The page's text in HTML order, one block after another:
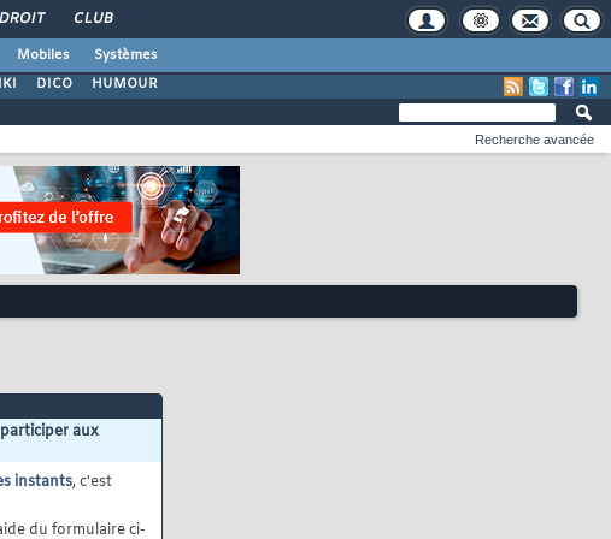
DROIT CLUB
Mobiles
Systèmes
DICO HUMOUR
Recherche avancée
aux
instants, c'est
du formulaire ci-